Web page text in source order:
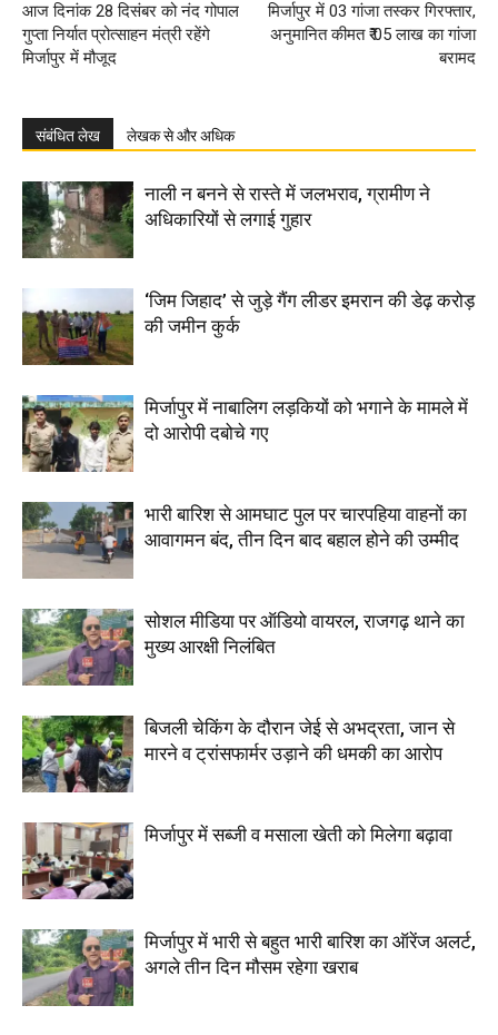
आज दिनांक 28 दिसंबर को नंद गोपाल
गुप्ता निर्यात प्रोत्साहन मंत्री रहेंगे
मिर्जापुर में मौजूद
मिर्जापुर में 03 गांजा तस्कर गिरफ्तार,
अनुमानित कीमत ₹ 05 लाख का गांजा
बरामद
संबंधित लेख लेखक से और अधिक
नाली न बनने से रास्ते में जलभराव, ग्रामीण ने
अधिकारियों से लगाई गुहार
‘जिम जिहाद’ से जुड़े गैंग लीडर इमरान की डेढ़ करोड़
की जमीन कुर्क
मिर्जापुर में नाबालिग लड़कियों को भगाने के मामले में
दो आरोपी दबोचे गए
भारी बारिश से आमघाट पुल पर चारपहिया वाहनों का
आवागमन बंद, तीन दिन बाद बहाल होने की उम्मीद
सोशल मीडिया पर ऑडियो वायरल, राजगढ़ थाने का
मुख्य आरक्षी निलंबित
बिजली चेकिंग के दौरान जेई से अभद्रता, जान से
मारने व ट्रांसफार्मर उड़ाने की धमकी का आरोप
मिर्जापुर में सब्जी व मसाला खेती को मिलेगा बढ़ावा
मिर्जापुर में भारी से बहुत भारी बारिश का ऑरेंज अलर्ट,
अगले तीन दिन मौसम रहेगा खराब